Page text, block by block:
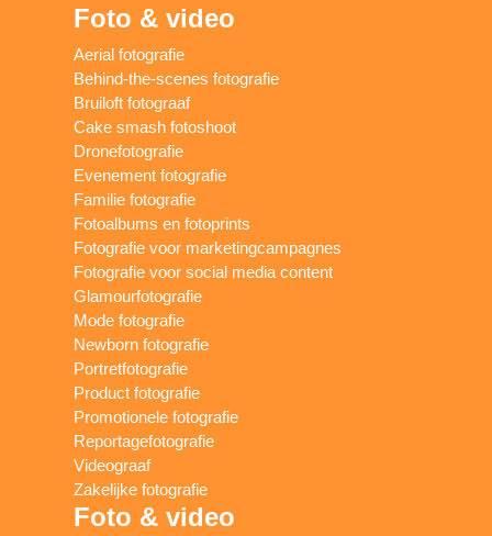
Foto & video
Aerial fotografie
Behind-the-scenes fotografie
Bruiloft fotograaf
Cake smash fotoshoot
Dronefotografie
Evenement fotografie
Familie fotografie
Fotoalbums en fotoprints
Fotografie voor marketingcampagnes
Fotografie voor social media content
Glamourfotografie
Mode fotografie
Newborn fotografie
Portretfotografie
Product fotografie
Promotionele fotografie
Reportagefotografie
Videograaf
Zakelijke fotografie
Foto & video